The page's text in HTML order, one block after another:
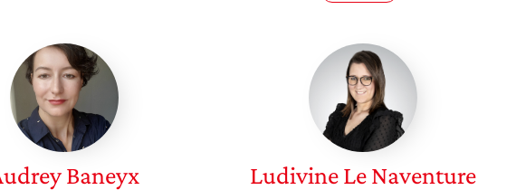
Audrey
Baneyx
Baneyx
Ludivine
Le
Naventure
LudivineLe Naventure